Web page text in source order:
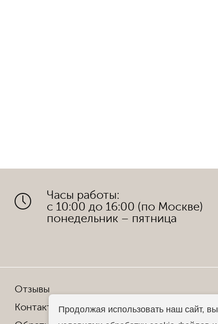
Часы работы:
с 10:00 до 16:00 (по Москве)
понедельник – пятница
Отзывы
Контакты
Продолжая использовать наш сайт,